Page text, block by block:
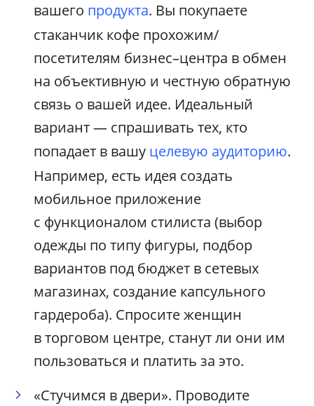
вашего продукта. Вы покупаете
стаканчик кофе прохожим/
посетителям бизнес–центра в обмен
на объективную и честную обратную
связь о вашей идее. Идеальный
вариант — спрашивать тех, кто
попадает в вашу целевую аудиторию.
Например, есть идея создать
мобильное приложение
с функционалом стилиста (выбор
одежды по типу фигуры, подбор
вариантов под бюджет в сетевых
магазинах, создание капсульного
гардероба). Спросите женщин
в торговом центре, станут ли они им
пользоваться и платить за это.
«Стучимся в двери». Проводите